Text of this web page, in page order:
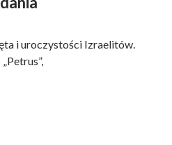
i uroczystości Izraelitów.